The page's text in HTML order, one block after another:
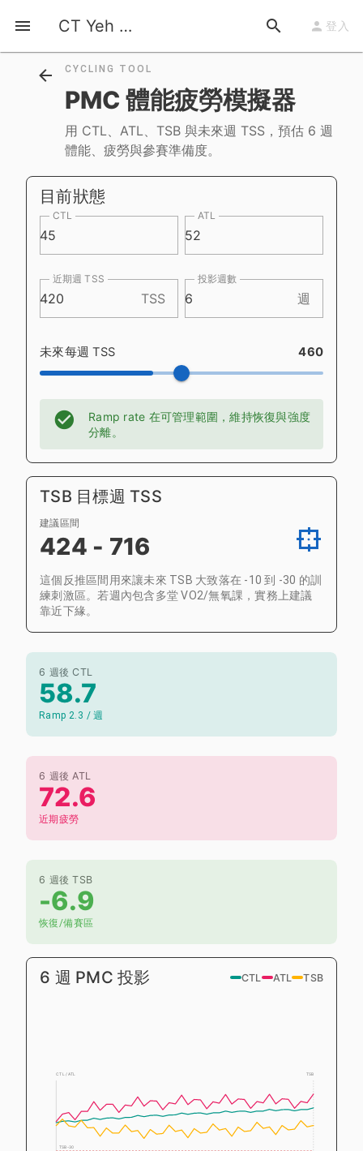
CT Yeh 公路車基地 登入
首頁 自行車工具 PMC 體能疲勞模擬器
CYCLING TOOL
PMC 體能疲勞模擬器
用 CTL、ATL、TSB 與未來週 TSS，預估 6 週
體能、疲勞與參賽準備度。
目前狀態
CTL ATL
TSS
近期週 TSS
週
投影週數
未來每週 TSS 460
Ramp rate 在可管理範圍，維持恢復與強度
分離。
TSB 目標週 TSS
建議區間
424 - 716
這個反推區間用來讓未來 TSB 大致落在 -10 到 -30 的訓
練刺激區。若週內包含多堂 VO2/無氧課，實務上建議
靠近下緣。
6 週後 CTL
58.7
Ramp 2.3 / 週
6 週後 ATL
72.6
近期疲勞
6 週後 TSB
-6.9
恢復/備賽區
6 週 PMC 投影 CTL ATL TSB
TSB -30
CTL / ATL TSB